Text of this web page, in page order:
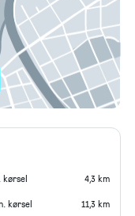
kørsel 4,3 km
kørsel 11,3 km